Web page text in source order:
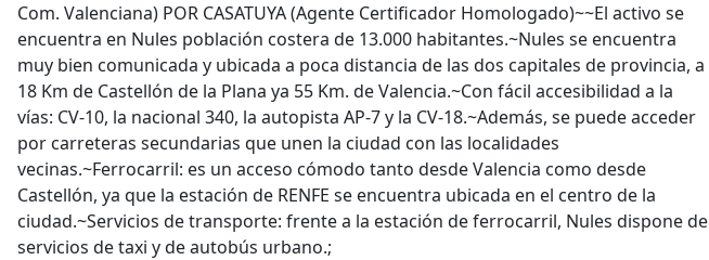
Com. Valenciana) POR CASATUYA (Agente Certificador Homologado)~~El activo se
encuentra en Nules población costera de 13.000 habitantes.~Nules se encuentra
muy bien comunicada y ubicada a poca distancia de las dos capitales de provincia, a
18 Km de Castellón de la Plana ya 55 Km. de Valencia.~Con fácil accesibilidad a la
vías: CV-10, la nacional 340, la autopista AP-7 y la CV-18.~Además, se puede acceder
por carreteras secundarias que unen la ciudad con las localidades
vecinas.~Ferrocarril: es un acceso cómodo tanto desde Valencia como desde
Castellón, ya que la estación de RENFE se encuentra ubicada en el centro de la
ciudad.~Servicios de transporte: frente a la estación de ferrocarril, Nules dispone de
servicios de taxi y de autobús urbano.;